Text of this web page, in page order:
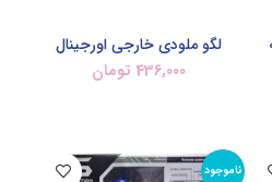
لگو ملودی خارجی اورجینال
436,000 تومان
ناموجود